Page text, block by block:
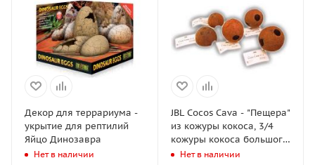
Декор для террариума -
укрытие для рептилий
Яйцо Динозавра
Нет в наличии
JBL Cocos Cava - "Пещера"
из кожуры кокоса, 3/4
кожуры кокоса большого
размера
Нет в наличии